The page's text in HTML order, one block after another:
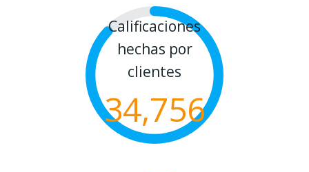
Calificaciones
hechas por
clientes
34,756